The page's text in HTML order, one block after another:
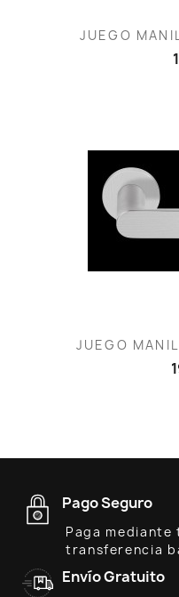
JUEGO
JUEGO
Pago Seguro
Paga
transferencia
Envío Gratuito